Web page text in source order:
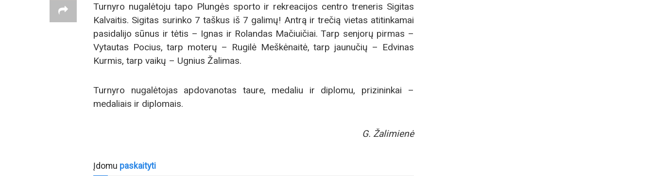
Turnyro nugalėtoju tapo Plungės sporto ir rekreacijos centro treneris Sigitas
Kalvaitis. Sigitas surinko 7 taškus iš 7 galimų! Antrą ir trečią vietas atitinkamai
pasidalijo sūnus ir tėtis – Ignas ir Rolandas Mačiuičiai. Tarp senjorų pirmas –
Vytautas Pocius, tarp moterų – Rugilė Meškėnaitė, tarp jaunučių – Edvinas
Kurmis, tarp vaikų – Ugnius Žalimas.
Turnyro nugalėtojas apdovanotas taure, medaliu ir diplomu, prizininkai –
medaliais ir diplomais.
G. Žalimienė
Įdomu paskaityti